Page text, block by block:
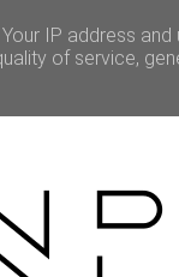
IP address and
of service,